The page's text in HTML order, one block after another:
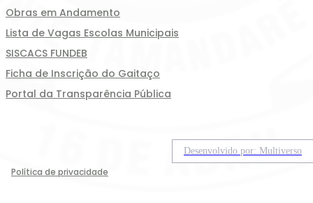
Obras em Andamento
Lista de Vagas Escolas Municipais
SISCACS FUNDEB
Ficha de Inscrição do Gaitaço
Portal da Transparência Pública
Política de privacidade
Desenvolvido por: Multiverso